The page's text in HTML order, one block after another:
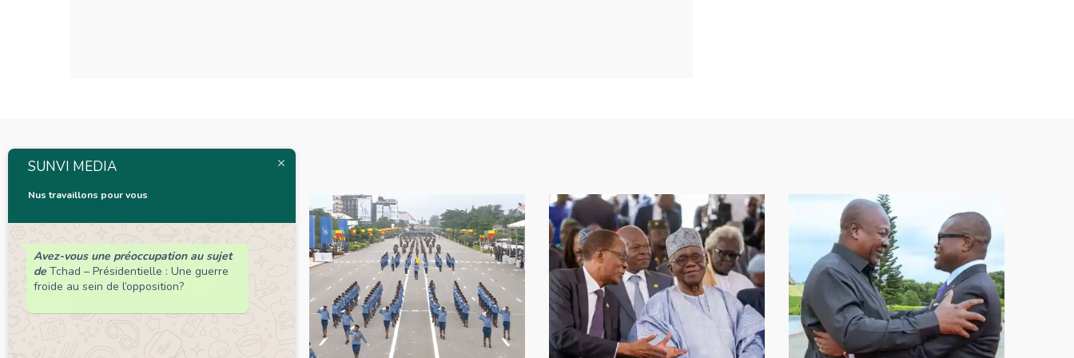
Articles connexes
SUNVI MEDIA
Nus travaillons pour vous
Avez-vous une préoccupation au sujet
de Tchad – Présidentielle : Une guerre
froide au sein de l’opposition?